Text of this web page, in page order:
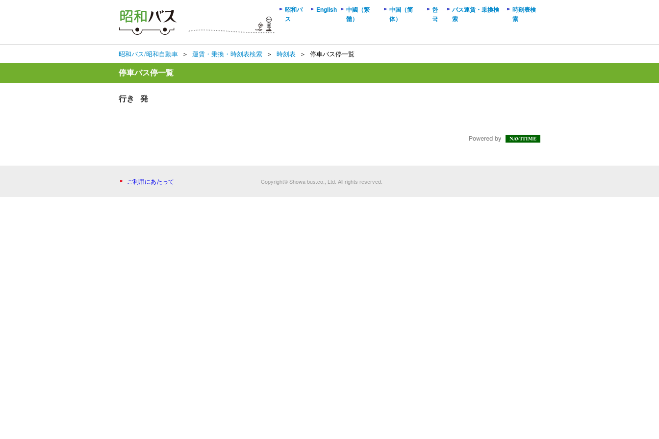
昭和バス/昭和自動車 ＞ 運賃・乗換・時刻表検索 ＞ 時刻表 ＞ 停車バス停一覧
停車バス停一覧
行き 発
昭和バ
ス
English
中國（繁
體）
中国（简
体）
한
국
バス運賃・乗換検
索
時刻表検
索
ご利用にあたって Copyright© Showa bus.co., Ltd. All rights reserved.